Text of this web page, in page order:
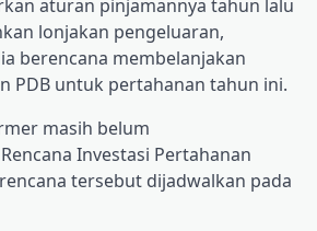
aturan pinjamannya tahun lalu
lonjakan pengeluaran,
berencana membelanjakan
PDB untuk pertahanan tahun ini.
masih belum
Investasi Pertahanan
tersebut dijadwalkan pada